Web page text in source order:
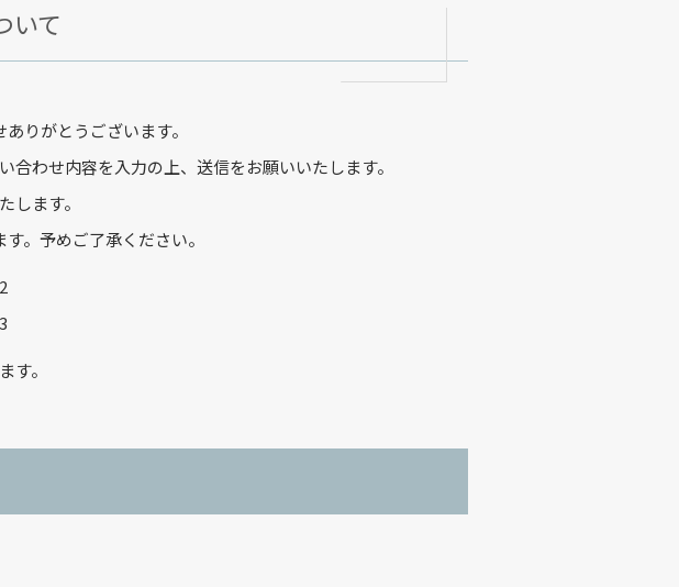
いて
りがとうございます。
わせ内容を入力の上、送信をお願いいたします。
します。
。予めご了承ください。
す。